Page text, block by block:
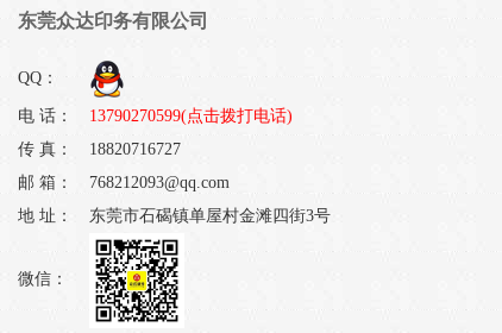
东莞众达印务有限公司
QQ：
电 话：
13790270599(点击拨打电话)
传 真：
18820716727
邮 箱：
768212093@qq.com
地 址：
东莞市石碣镇单屋村金滩四街3号
微信：